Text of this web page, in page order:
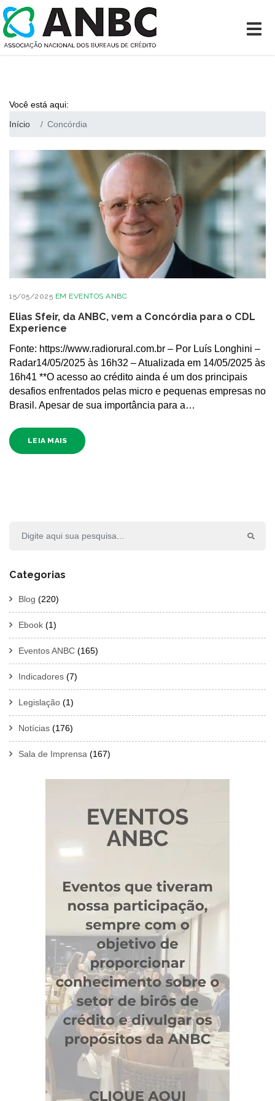
Você está aqui:
Início
Concórdia
15/05/2025 EM EVENTOS ANBC
Elias Sfeir, da ANBC, vem a Concórdia para o CDL
Experience
Fonte: https://www.radiorural.com.br – Por Luís Longhini –
Radar14/05/2025 às 16h32 – Atualizada em 14/05/2025 às
16h41 **O acesso ao crédito ainda é um dos principais
desafios enfrentados pelas micro e pequenas empresas no
Brasil. Apesar de sua importância para a…
LEIA MAIS
Categorias
Blog (220)
Ebook (1)
Eventos ANBC (165)
Indicadores (7)
Legislação (1)
Notícias (176)
Sala de Imprensa (167)